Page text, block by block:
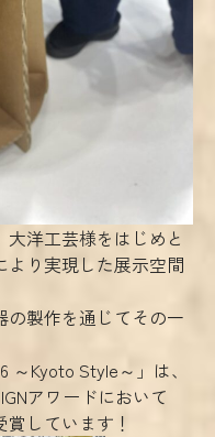
洋工芸様をはじめと
より実現した展示空間
の製作を通じてその一
Kyoto Style～」は、
アワードにおいて
賞しています！